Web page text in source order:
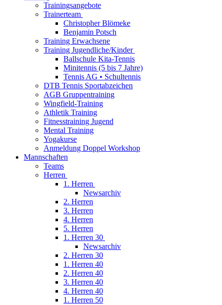
Trainingsangebote
Trainerteam
Christopher Blömeke
Benjamin Potsch
Training Erwachsene
Training Jugendliche/Kinder
Ballschule Kita-Tennis
Minitennis (5 bis 7 Jahre)
Tennis AG • Schultennis
DTB Tennis Sportabzeichen
AGB Gruppentraining
Wingfield-Training
Athletik Training
Fitnesstraining Jugend
Mental Training
Yogakurse
Anmeldung Doppel Workshop
Mannschaften
Teams
Herren
1. Herren
Newsarchiv
2. Herren
3. Herren
4. Herren
5. Herren
1. Herren 30
Newsarchiv
2. Herren 30
1. Herren 40
2. Herren 40
3. Herren 40
4. Herren 40
1. Herren 50